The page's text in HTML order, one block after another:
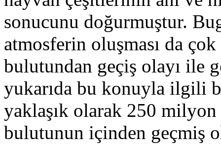
sonucunu doğurmuştur.
atmosferin oluşması da
bulutundan geçiş olayı ile
yukarıda bu konuyla ilgili
yaklaşık olarak 250
bulutunun içinden geçmiş